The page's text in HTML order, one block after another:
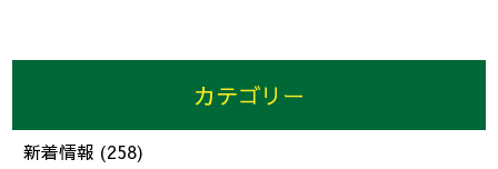
カテゴリー
新着情報 (258)